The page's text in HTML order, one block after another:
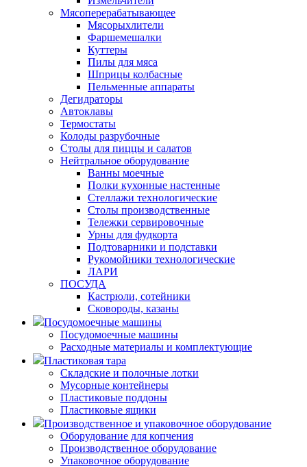
Мясоперерабатывающее
Мясорыхлители
Фаршемешалки
Куттеры
Пилы для мяса
Шприцы колбасные
Пельменные аппараты
Дегидраторы
Автоклавы
Термостаты
Колоды разрубочные
Столы для пиццы и салатов
Нейтральное оборудование
Ванны моечные
Полки кухонные настенные
Стеллажи технологические
Столы производственные
Тележки сервировочные
Урны для фудкорта
Подтоварники и подставки
Рукомойники технологические
ЛАРИ
ПОСУДА
Кастрюли, сотейники
Сковороды, казаны
Посудомоечные машины
Посудомоечные машины
Расходные материалы и комплектующие
Пластиковая тара
Складские и полочные лотки
Мусорные контейнеры
Пластиковые поддоны
Пластиковые ящики
Производственное и упаковочное оборудование
Оборудование для копчения
Производственное оборудование
Упаковочное оборудование